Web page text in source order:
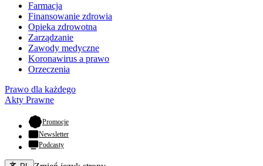
Farmacja
Finansowanie zdrowia
Opieka zdrowotna
Zarządzanie
Zawody medyczne
Koronawirus a prawo
Orzeczenia
Prawo dla każdego
Akty Prawne
Promocje- otwiera się w nowej karcie
Newsletter
Podcasty